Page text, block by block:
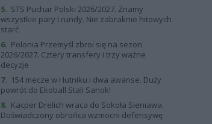
5. STS Puchar Polski 2026/2027. Znamy
wszystkie pary I rundy. Nie zabraknie hitowych
starć
6. Polonia Przemyśl zbroi się na sezon
2026/2027. Cztery transfery i trzy ważne
decyzje
7. 154 mecze w Hutniku i dwa awanse. Duży
powrót do Ekoball Stali Sanok!
8. Kacper Drelich wraca do Sokoła Sieniawa.
Doświadczony obrońca wzmocni defensywę